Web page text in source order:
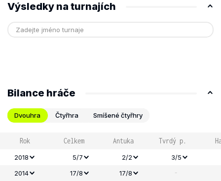
Výsledky na turnajích
Bilance hráče
Dvouhra Čtyřhra Smíšené čtyřhry
Rok Celkem Antuka Tvrdý p.
2018 5/7 2/2
3/5
2014
17/8 17/8 -